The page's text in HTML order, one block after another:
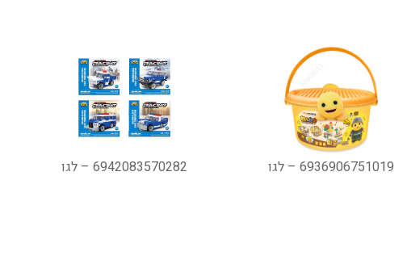
6936906751019 – לגו 6942083570282 – לגו